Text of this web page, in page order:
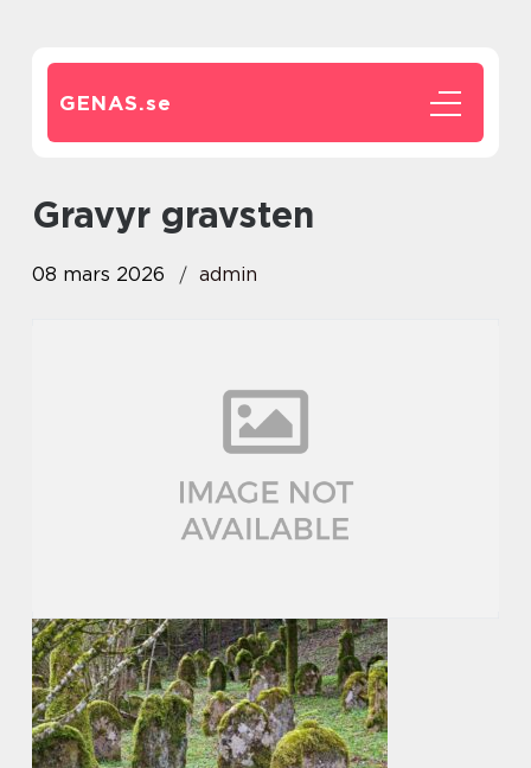
GENAS.se
gravyr gravsten
08 mars 2026 admin